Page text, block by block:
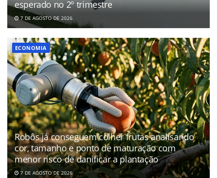
esperado no 2º trimestre
7 DE AGOSTO DE 2026
ECONOMIA
Robôs já conseguem colher frutas analisando
cor, tamanho e ponto de maturação com
menor risco de danificar a plantação
7 DE AGOSTO DE 2026